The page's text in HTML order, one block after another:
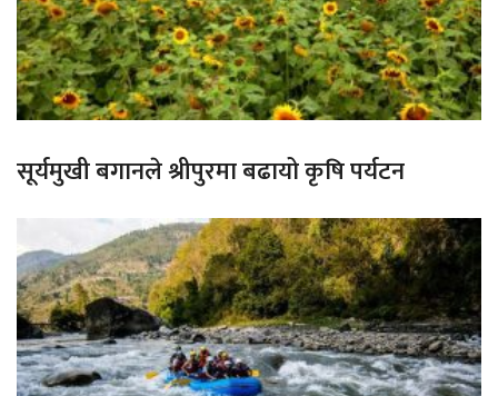
सूर्यमुखी बगानले श्रीपुरमा बढायो कृषि पर्यटन